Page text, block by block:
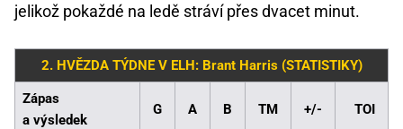
jelikož pokaždé na ledě stráví přes dvacet minut.
2. HVĚZDA TÝDNE V ELH: Brant Harris (STATISTIKY)
Zápas
a výsledek
G A B TM +/- TOI